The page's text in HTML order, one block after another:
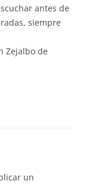
antes de
siempre
Zejalbo de
un